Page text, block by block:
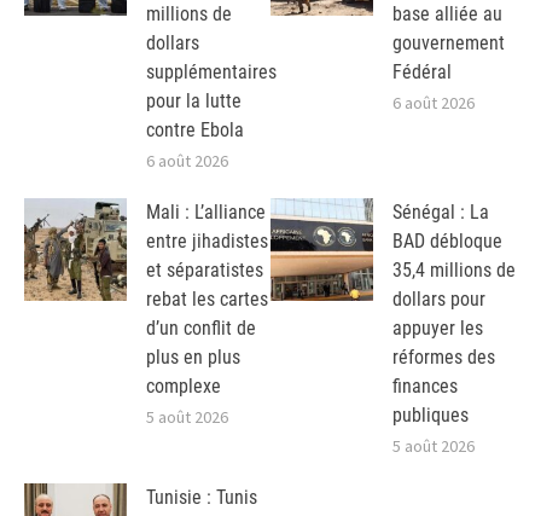
millions de
dollars
supplémentaires
pour la lutte
contre Ebola
6 août 2026
base alliée au
gouvernement
Fédéral
6 août 2026
Mali : L’alliance
entre jihadistes
et séparatistes
rebat les cartes
d’un conflit de
plus en plus
complexe
5 août 2026
Sénégal : La
BAD débloque
35,4 millions de
dollars pour
appuyer les
réformes des
finances
publiques
5 août 2026
Tunisie : Tunis